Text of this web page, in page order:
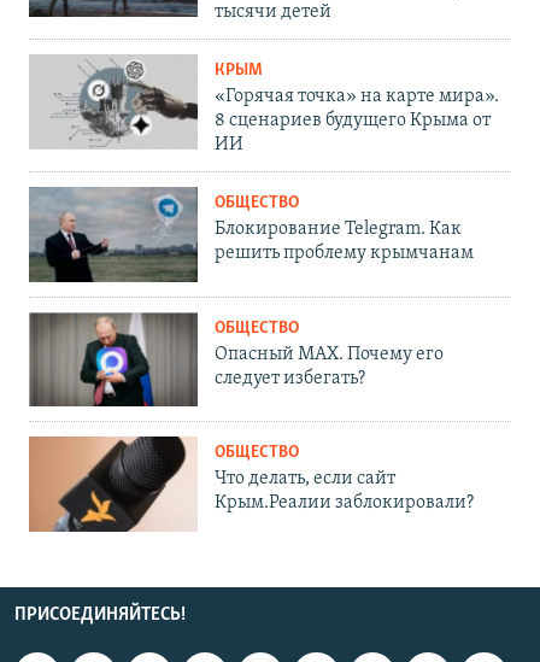
тысячи детей
КРЫМ
«Горячая точка» на карте мира».
8 сценариев будущего Крыма от
ИИ
ОБЩЕСТВО
Блокирование Telegram. Как
решить проблему крымчанам
ОБЩЕСТВО
Опасный MAX. Почему его
следует избегать?
ОБЩЕСТВО
Что делать, если сайт
Крым.Реалии заблокировали?
ПРИСОЕДИНЯЙТЕСЬ!